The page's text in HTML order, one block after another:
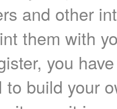
and other
them with
you
to build your